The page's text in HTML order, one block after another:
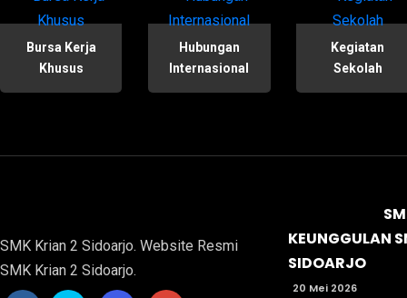
Bursa Kerja
Khusus
Hubungan
Internasional
Kegiatan
Sekolah
SMK Krian 2 Sidoarjo. Website Resmi
SMK Krian 2 Sidoarjo.
KEUNGGULAN
SIDOARJO
20 Mei 2026